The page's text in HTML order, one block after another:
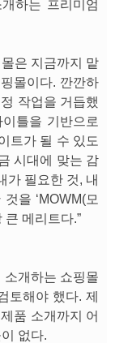
하는 프리미엄
몰은 지금까지 맡
몰이다. 깐깐하
작업을 거듭했
이틀을 기반으로
트가 될 수 있도
시대에 맞는 감
가 필요한 것, 내
을 ‘MOWM(모
큰 메리트다.”
소개하는 쇼핑몰
토해야 했다. 제
품 소개까지 어
없다.